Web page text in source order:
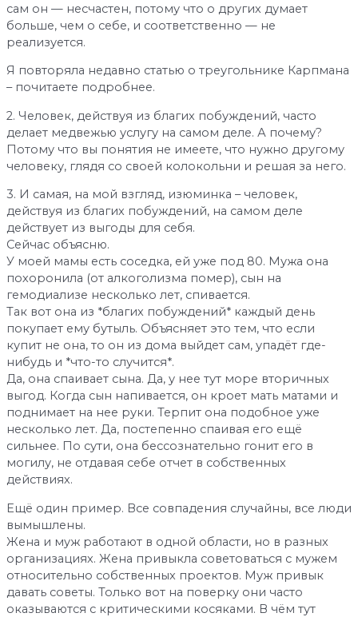
сам он — несчастен, потому что о других думает
больше, чем о себе, и соответственно — не
реализуется.
Я повторяла недавно статью о треугольнике Карпмана
– почитаете подробнее.
2. Человек, действуя из благих побуждений, часто
делает медвежью услугу на самом деле. А почему?
Потому что вы понятия не имеете, что нужно другому
человеку, глядя со своей колокольни и решая за него.
3. И самая, на мой взгляд, изюминка – человек,
действуя из благих побуждений, на самом деле
действует из выгоды для себя.
Сейчас объясню.
У моей мамы есть соседка, ей уже под 80. Мужа она
похоронила (от алкоголизма помер), сын на
гемодиализе несколько лет, спивается.
Так вот она из *благих побуждений* каждый день
покупает ему бутыль. Объясняет это тем, что если
купит не она, то он из дома выйдет сам, упадёт где-
нибудь и *что-то случится*.
Да, она спаивает сына. Да, у нее тут море вторичных
выгод. Когда сын напивается, он кроет мать матами и
поднимает на нее руки. Терпит она подобное уже
несколько лет. Да, постепенно спаивая его ещё
сильнее. По сути, она бессознательно гонит его в
могилу, не отдавая себе отчет в собственных
действиях.
Ещё один пример. Все совпадения случайны, все люди
вымышлены.
Жена и муж работают в одной области, но в разных
организациях. Жена привыкла советоваться с мужем
относительно собственных проектов. Муж привык
давать советы. Только вот на поверку они часто
оказываются с критическими косяками. В чём тут